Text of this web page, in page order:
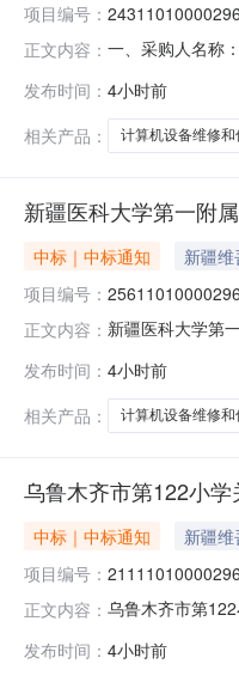
项目编号：
正文内容： 一、采购人名称
1.0055105510服
真：/
发布时间： 4小时前
相关产品：
计算机设备维修和
新疆医科大学第一附
中标｜中标通知
新疆
项目编号：
正文内容： 新疆医科大学第
购项目采购项目
发布时间： 4小时前
相关产品：
计算机设备维修和
乌鲁木齐市第122小
中标｜中标通知
新疆
项目编号：
正文内容： 乌鲁木齐市第
购计划金额（元
发布时间： 4小时前